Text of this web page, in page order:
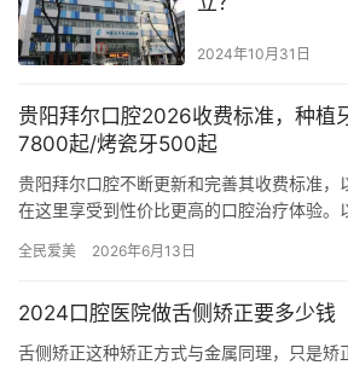
2024年10月31日
贵阳拜尔口腔2026收费标准，种植
7800起/烤瓷牙500起
贵阳拜尔口腔不断更新和完善其收费标准，
在这里享受到性价比更高的口腔治疗体验。
格均…
全民爱美 2026年6月13日
2024口腔医院做舌侧矫正要多少钱
舌侧矫正这种矫正方式与金属同理，只是矫